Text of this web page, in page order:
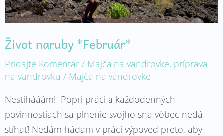
Život naruby *Február*
Pridajte Komentár / Majča na vandrovke, príprava
na vandrovku / Majča na vandrovke
Nestíhááám! Popri práci a každodenných
povinnostiach sa plnenie svojho sna vôbec nedá
stíhať! Nedám hádam v práci výpoveď preto, aby